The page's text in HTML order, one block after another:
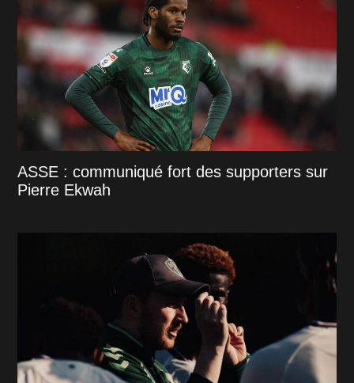
ASSE : communiqué fort des supporters sur
Pierre Ekwah